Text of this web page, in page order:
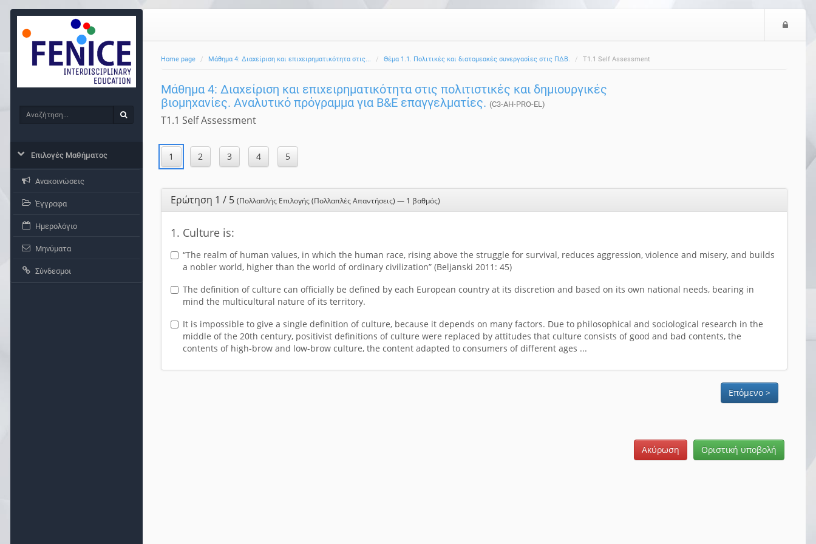
Home page Μάθημα 4: Διαχείριση και επιχειρηματικότητα στις... Θέμα 1.1. Πολιτικές και διατομεακές συνεργασίες στις ΠΔΒ. T1.1 Self Assessment
Μάθημα 4: Διαχείριση και επιχειρηματικότητα στις πολιτιστικές και δημιουργικές
βιομηχανίες. Αναλυτικό πρόγραμμα για B&E επαγγελματίες. (C3-AH-PRO-EL)
T1.1 Self Assessment
Ερώτηση 1 / 5(Πολλαπλής Επιλογής (Πολλαπλές Απαντήσεις) — 1 βαθμός)
1. Culture is:
“The realm of human values, in which the human race, rising above the struggle for survival, reduces aggression, violence and misery, and builds
a nobler world, higher than the world of ordinary civilization” (Beljanski 2011: 45)
The definition of culture can officially be defined by each European country at its discretion and based on its own national needs, bearing in
mind the multicultural nature of its territory.
It is impossible to give a single definition of culture, because it depends on many factors. Due to philosophical and sociological research in the
middle of the 20th century, positivist definitions of culture were replaced by attitudes that culture consists of good and bad contents, the
contents of high-brow and low-brow culture, the content adapted to consumers of different ages ...
Αναζήτηση
Επιλογές Μαθήματος
Ανακοινώσεις
Έγγραφα
Ημερολόγιο
Μηνύματα
Σύνδεσμοι